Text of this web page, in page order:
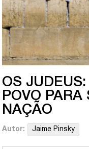
OS
POVO
NAÇÃO
Autor: Jaime Pinsky